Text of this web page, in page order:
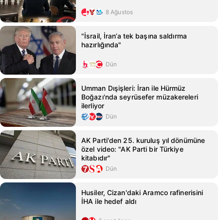
8 Ağustos
"İsrail, İran’a tek başına saldırma
hazırlığında"
Dün
Umman Dışişleri: İran ile Hürmüz
Boğazı'nda seyrüsefer müzakereleri
ilerliyor
Dün
AK Parti'den 25. kuruluş yıl dönümüne
özel video: "AK Parti bir Türkiye
kitabıdır"
Dün
Husiler, Cizan'daki Aramco rafinerisini
İHA ile hedef aldı